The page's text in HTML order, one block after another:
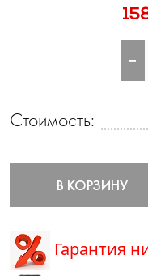
-
Стоимость:
В КОРЗИНУ
Гарантия